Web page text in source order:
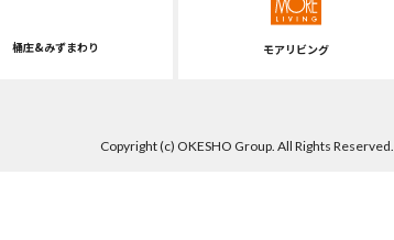
桶庄&みずまわり モアリビング
Copyright (c) OKESHO Group. All Rights Reserved.